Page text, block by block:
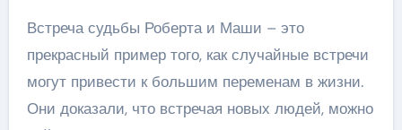
Встреча судьбы Роберта и Маши – это
прекрасный пример того, как случайные встречи
могут привести к большим переменам в жизни.
Они доказали, что встречая новых людей, можно